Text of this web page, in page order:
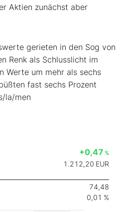
Aktien zunächst aber
gerieten in den Sog von
Renk als Schlusslicht im
Werte um mehr als sechs
fast sechs Prozent
la/men
+0,47 %
1.212,20 EUR
74,48
0,01 %